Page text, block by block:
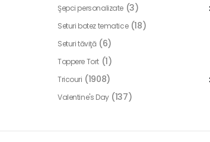
Şepci personalizate (3)
Seturi botez tematice (18)
Seturi tăviţă (6)
Toppere Tort (1)
Tricouri (1908)
Valentine's Day (137)